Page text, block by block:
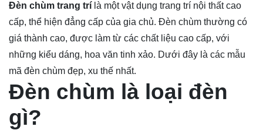
Đèn chùm trang trí là một vật dụng trang trí nội thất cao
cấp, thể hiện đẳng cấp của gia chủ. Đèn chùm thường có
giá thành cao, được làm từ các chất liệu cao cấp, với
những kiểu dáng, hoa văn tinh xảo. Dưới đây là các mẫu
mã đèn chùm đẹp, xu thế nhất.
Đèn chùm là loại đèn
gì?